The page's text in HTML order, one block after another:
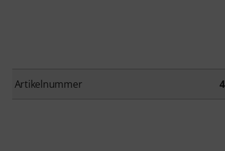
Artikelnummer